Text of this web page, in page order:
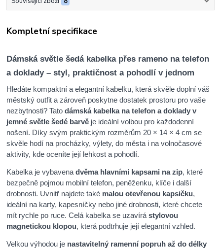
Kompletní specifikace
Dámská světle šedá kabelka přes rameno na telefon
a doklady – styl, praktičnost a pohodlí v jednom
Hledáte kompaktní a elegantní kabelku, která skvěle doplní váš
městský outfit a zároveň poskytne dostatek prostoru pro vaše
nezbytnosti? Tatodámská kabelka na telefon a doklady v
jemné světle šedé barvě je ideální volbou pro každodenní
nošení. Díky svým praktickým rozměrům 20 × 14 × 4 cm se
skvěle hodí na procházky, výlety, do města i na volnočasové
aktivity, kde oceníte její lehkost a pohodlí.
Kabelka je vybavenadvěma hlavními kapsami na zip, které
bezpečně pojmou mobilní telefon, peněženku, klíče i další
drobnosti. Uvnitř najdete také malou otevřenou kapsičku,
ideální na karty, kapesníčky nebo jiné drobnosti, které chcete
mít rychle po ruce. Celá kabelka se uzavírástylovou
magnetickou klopou, která podtrhuje její elegantní vzhled.
Velkou výhodou je nastavitelný ramenní popruh až do délky